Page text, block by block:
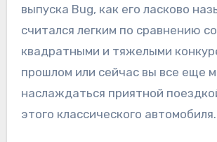
выпуска Bug, как его ласково
считался легким по сравнению
квадратными и тяжелыми
прошлом или сейчас вы все еще
наслаждаться приятной
этого классического автомобиля.